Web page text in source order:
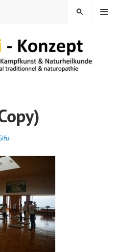
MENU
SEARCH